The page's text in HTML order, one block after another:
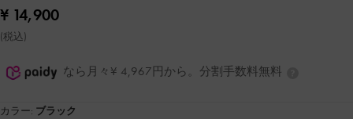
¥ 14,900
(税込)
なら月々¥ 4,967円から。分割手数料無料
カラー: ブラック